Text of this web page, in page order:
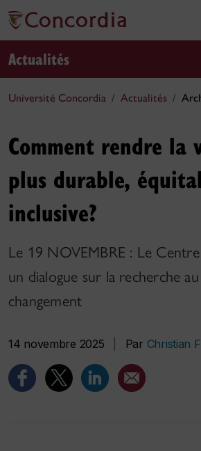
Actualités
Université Concordia Actualités
Comment rendre la
plus durable,
inclusive?
Le 19 NOVEMBRE : Le
un dialogue sur la recherche
changement
14 novembre 2025 Par Christian